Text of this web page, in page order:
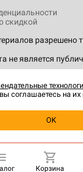
Уведомить о
разрешено
не является
скидкой
Корзина
соглашаетесь на
OK